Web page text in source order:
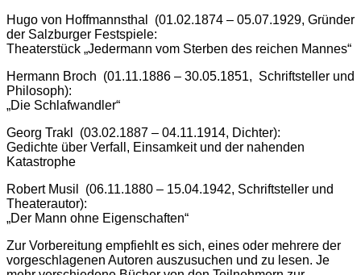
Hugo von Hoffmannsthal (01.02.1874 – 05.07.1929, Gründer
der Salzburger Festspiele:
Theaterstück „Jedermann vom Sterben des reichen Mannes“
Hermann Broch (01.11.1886 – 30.05.1851, Schriftsteller und
Philosoph):
„Die Schlafwandler“
Georg Trakl (03.02.1887 – 04.11.1914, Dichter):
Gedichte über Verfall, Einsamkeit und der nahenden
Katastrophe
Robert Musil (06.11.1880 – 15.04.1942, Schriftsteller und
Theaterautor):
„Der Mann ohne Eigenschaften“
Zur Vorbereitung empfiehlt es sich, eines oder mehrere der
vorgeschlagenen Autoren auszusuchen und zu lesen. Je